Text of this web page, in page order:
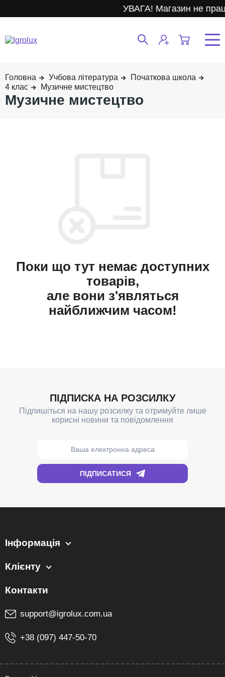
УВАГА! Магазин не
Учбова література
Початкова школа
4 клас
Музичне мистецтво
Музичне мистецтво
Поки що тут немає доступних
товарів,
але вони з'являться
найближчим часом!
Інформація
Клієнту
support@igrolux.com.ua
+38 (097) 447-50-70